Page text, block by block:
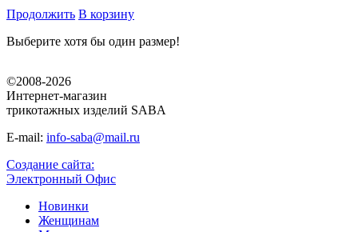
Продолжить В корзину
Выберите хотя бы один размер!
©2008-2026
Интернет-магазин
трикотажных изделий SABA
E-mail: info-saba@mail.ru
Создание сайта:
Электронный Офис
Новинки
Женщинам